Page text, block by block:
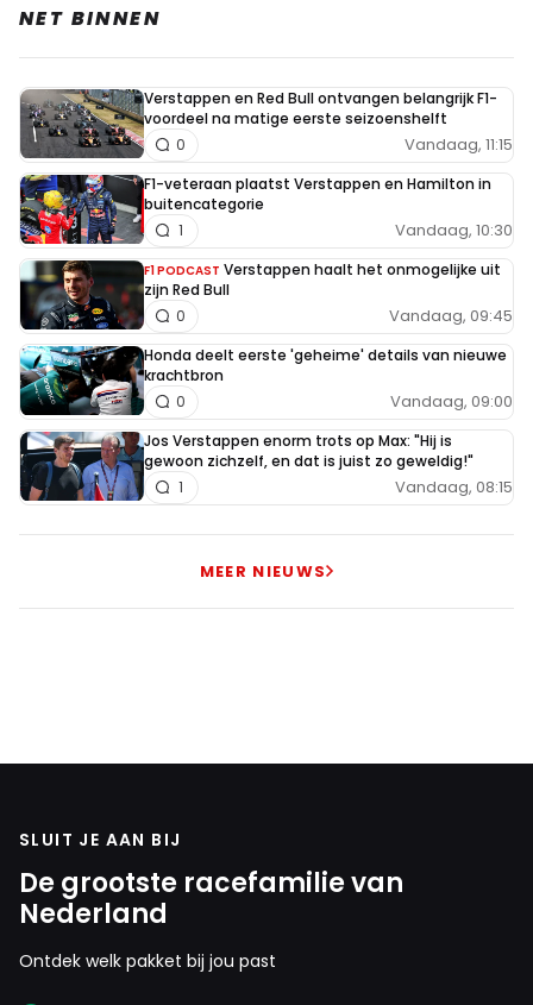
NET BINNEN
Verstappen en Red Bull ontvangen belangrijk F1-
voordeel na matige eerste seizoenshelft
Vandaag, 11:15
0
F1-veteraan plaatst Verstappen en Hamilton in
buitencategorie
Vandaag, 10:30
1
F1 PODCAST Verstappen haalt het onmogelijke uit
zijn Red Bull
Vandaag, 09:45
0
Honda deelt eerste 'geheime' details van nieuwe
krachtbron
Vandaag, 09:00
0
Jos Verstappen enorm trots op Max: "Hij is
gewoon zichzelf, en dat is juist zo geweldig!"
Vandaag, 08:15
1
MEER NIEUWS
SLUIT JE AAN BIJ
De grootste racefamilie van
Nederland
Ontdek welk pakket bij jou past